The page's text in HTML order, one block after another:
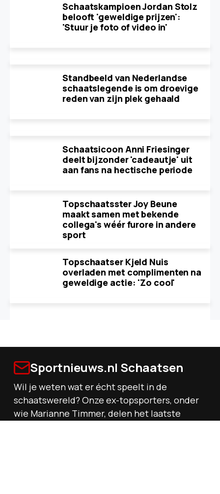
Schaatskampioen Jordan Stolz
belooft 'geweldige prijzen':
'Stuur je foto of video in'
Standbeeld van Nederlandse
schaatslegende is om droevige
reden van zijn plek gehaald
Schaatsicoon Anni Friesinger
deelt bijzonder 'cadeautje' uit
aan fans na hectische periode
Topschaatsster Joy Beune
maakt samen met bekende
collega's wéér furore in andere
sport
Topschaatser Kjeld Nuis
overladen met complimenten na
geweldige actie: 'Zo cool'